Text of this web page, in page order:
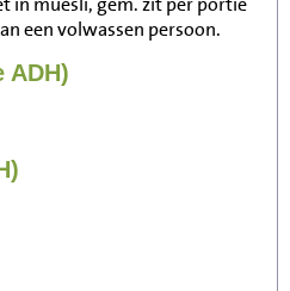
een volwassen persoon.
ADH)